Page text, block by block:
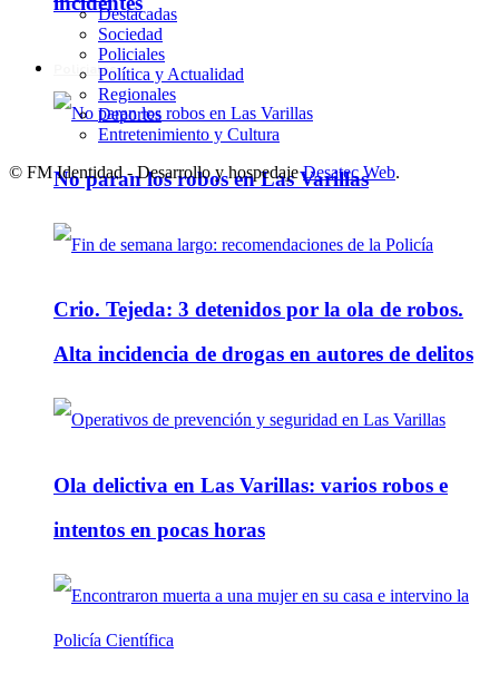
Policiales
No paran los robos en Las Varillas
Crio. Tejeda: 3 detenidos por la ola de robos.
Alta incidencia de drogas en autores de delitos
Ola delictiva en Las Varillas: varios robos e
intentos en pocas horas
Destacadas
Sociedad
Policiales
Política y Actualidad
Regionales
Deportes
Entretenimiento y Cultura
© FM Identidad - Desarrollo y hospedajeDesatec Web.